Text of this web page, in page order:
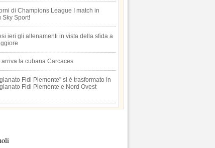
di Champions League I match in
Sky Sport!
ieri gli allenamenti in vista della sfida a
arriva la cubana Carcaces
Fidi Piemonte" si è trasformato in
Fidi Piemonte e Nord Ovest